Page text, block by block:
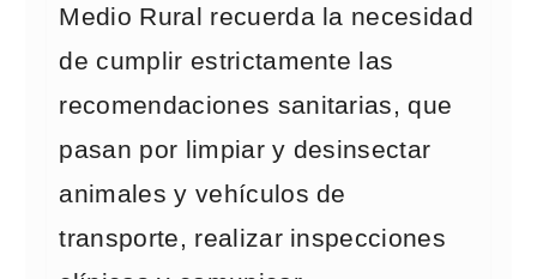
Medio Rural recuerda la necesidad
de cumplir estrictamente las
recomendaciones sanitarias, que
pasan por limpiar y desinsectar
animales y vehículos de
transporte, realizar inspecciones